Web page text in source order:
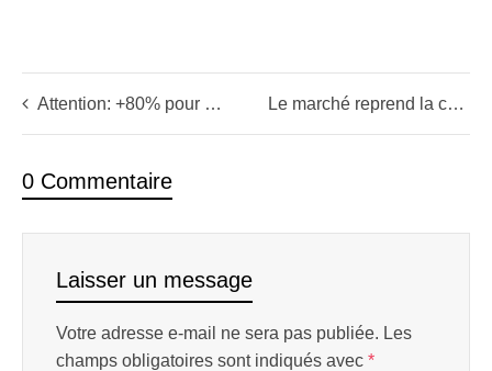
Attention: +80% pour cette action, serrez vos stops! Le marché reprend la couleur de l’espoir – Le nasdaq est en situation de rebond
0 Commentaire
Laisser un message
Votre adresse e-mail ne sera pas publiée. Les
champs obligatoires sont indiqués avec *